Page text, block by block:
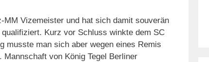
Vizemeister und hat sich damit souverän
Kurz vor Schluss winkte dem SC
musste man sich aber wegen eines Remis
von König Tegel Berliner